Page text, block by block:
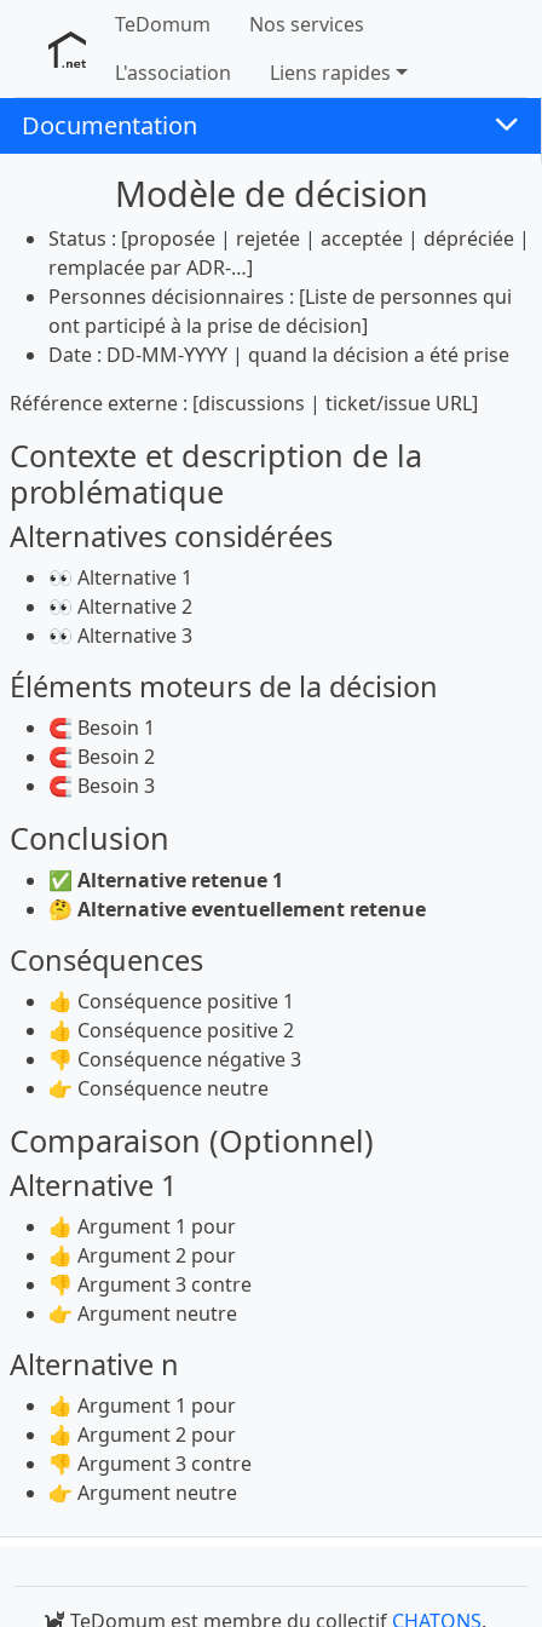
TeDomum
Nos services
L'association
Liens rapides
Documentation
Modèle de décision
Status : [proposée | rejetée | acceptée | dépréciée |
remplacée par ADR-…]
Personnes décisionnaires : [Liste de personnes qui
ont participé à la prise de décision]
Date : DD-MM-YYYY | quand la décision a été prise
Référence externe : [discussions | ticket/issue URL]
Contexte et description de la
problématique
Alternatives considérées
👀 Alternative 1
👀 Alternative 2
👀 Alternative 3
Éléments moteurs de la décision
🧲 Besoin 1
🧲 Besoin 2
🧲 Besoin 3
Conclusion
✅ Alternative retenue 1
🤔 Alternative eventuellement retenue
Conséquences
👍 Conséquence positive 1
👍 Conséquence positive 2
👎 Conséquence négative 3
👉 Conséquence neutre
Comparaison (Optionnel)
Alternative 1
👍 Argument 1 pour
👍 Argument 2 pour
👎 Argument 3 contre
👉 Argument neutre
Alternative n
👍 Argument 1 pour
👍 Argument 2 pour
👎 Argument 3 contre
👉 Argument neutre
TeDomum est membre du collectif CHATONS.